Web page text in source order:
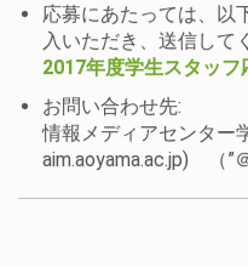
応募にあたっては、以
入いただき、送信して
2017年度学生スタッフ
お問い合わせ先:
情報メディアセンター
aim.aoyama.ac.jp) （”